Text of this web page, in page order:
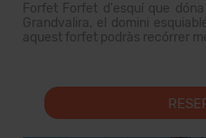
Forfet Forfet d'esquí que
Grandvalira, el domini
aquest forfet podràs recórrer